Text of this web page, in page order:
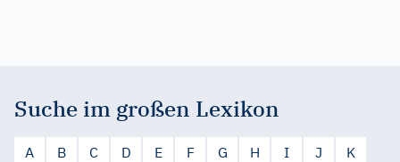
Suche im großen Lexikon
A B C D E F G H I J
K